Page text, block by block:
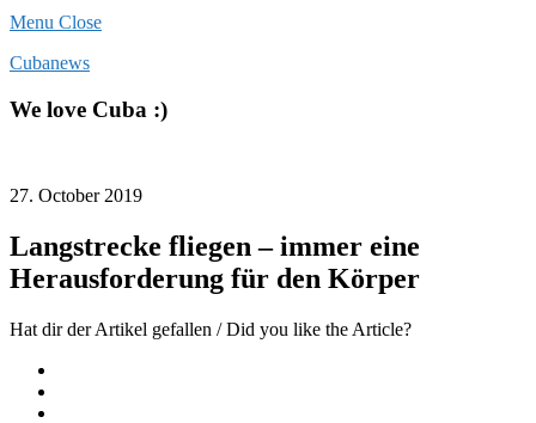
Menu Close
Cubanews
We love Cuba :)
27. October 2019
Langstrecke fliegen – immer eine
Herausforderung für den Körper
Hat dir der Artikel gefallen / Did you like the Article?